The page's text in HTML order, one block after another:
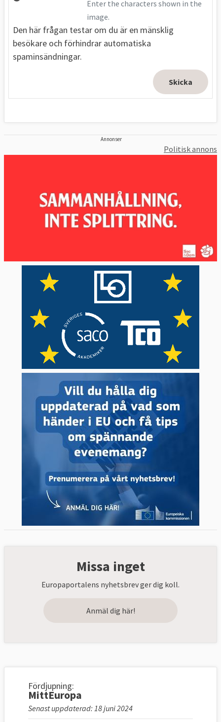
Enter the characters shown in the
image.
Den här frågan testar om du är en mänsklig
besökare och förhindrar automatiska
spaminsändningar.
Annonser
Politisk annons
Missa inget
Europaportalens nyhetsbrev ger dig koll.
Anmäl dig här!
Fördjupning:
MittEuropa
Senast uppdaterad: 18 juni 2024